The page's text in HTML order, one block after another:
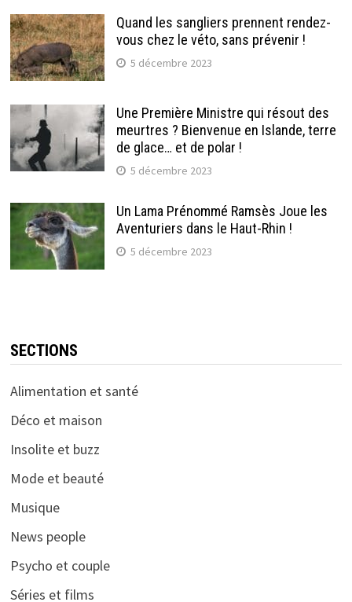
Quand les sangliers prennent rendez-
vous chez le véto, sans prévenir !
5 décembre 2023
Une Première Ministre qui résout des
meurtres ? Bienvenue en Islande, terre
de glace… et de polar !
5 décembre 2023
Un Lama Prénommé Ramsès Joue les
Aventuriers dans le Haut-Rhin !
5 décembre 2023
SECTIONS
Alimentation et santé
Déco et maison
Insolite et buzz
Mode et beauté
Musique
News people
Psycho et couple
Séries et films